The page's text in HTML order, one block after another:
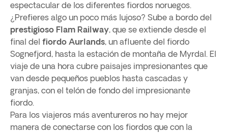
espectacular de los diferentes fiordos noruegos.
¿Prefieres algo un poco más lujoso? Sube a bordo del
prestigioso Flam Railway, que se extiende desde el
final del fiordo Aurlands, un afluente del fiordo
Sognefjord, hasta la estación de montaña de Myrdal. El
viaje de una hora cubre paisajes impresionantes que
van desde pequeños pueblos hasta cascadas y
granjas, con el telón de fondo del impresionante
fiordo.
Para los viajeros más aventureros no hay mejor
manera de conectarse con los fiordos que con la